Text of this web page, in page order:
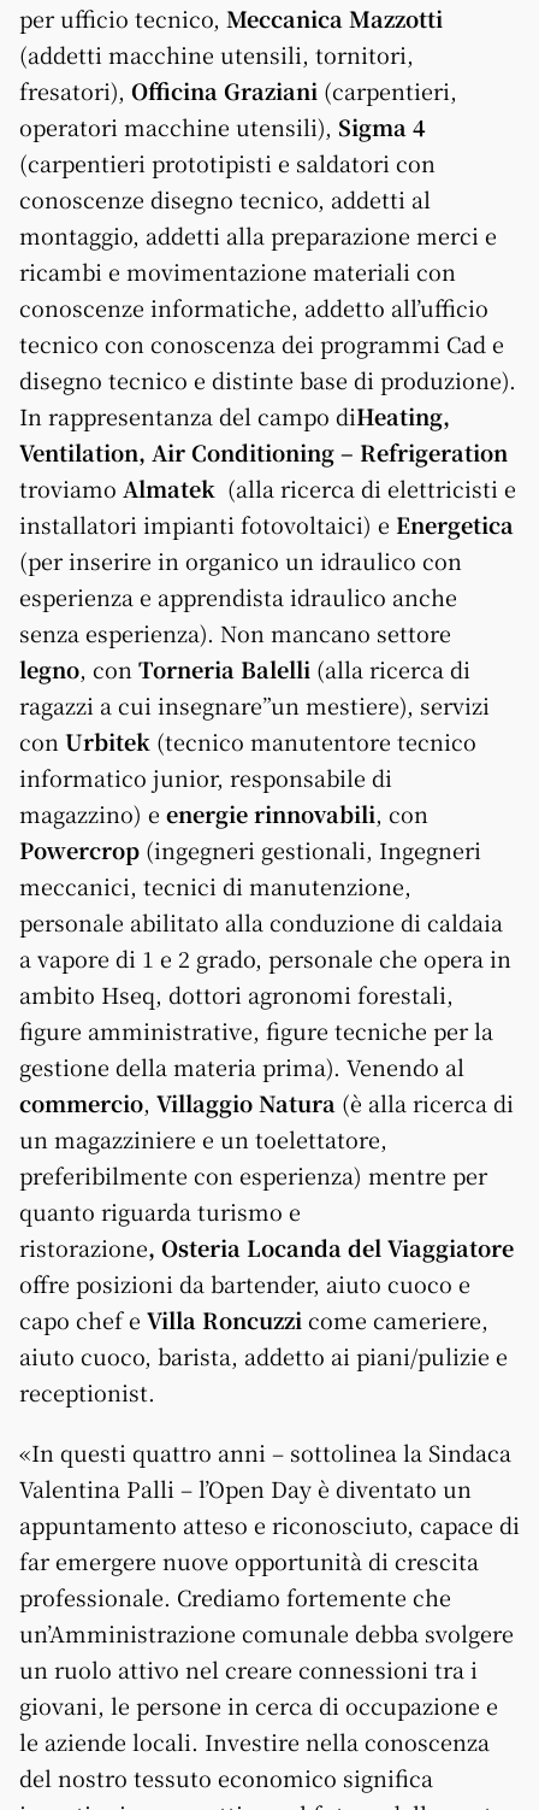
per ufficio tecnico, Meccanica Mazzotti
(addetti macchine utensili, tornitori,
fresatori), Officina Graziani (carpentieri,
operatori macchine utensili), Sigma 4
(carpentieri prototipisti e saldatori con
conoscenze disegno tecnico, addetti al
montaggio, addetti alla preparazione merci e
ricambi e movimentazione materiali con
conoscenze informatiche, addetto all’ufficio
tecnico con conoscenza dei programmi Cad e
disegno tecnico e distinte base di produzione).
In rappresentanza del campo diHeating,
Ventilation, Air Conditioning – Refrigeration
troviamo Almatek (alla ricerca di elettricisti e
installatori impianti fotovoltaici) e Energetica
(per inserire in organico un idraulico con
esperienza e apprendista idraulico anche
senza esperienza). Non mancano settore
legno, con Torneria Balelli (alla ricerca di
ragazzi a cui insegnare”un mestiere), servizi
con Urbitek (tecnico manutentore tecnico
informatico junior, responsabile di
magazzino) e energie rinnovabili, con
Powercrop (ingegneri gestionali, Ingegneri
meccanici, tecnici di manutenzione,
personale abilitato alla conduzione di caldaia
a vapore di 1 e 2 grado, personale che opera in
ambito Hseq, dottori agronomi forestali,
figure amministrative, figure tecniche per la
gestione della materia prima). Venendo al
commercio, Villaggio Natura (è alla ricerca di
un magazziniere e un toelettatore,
preferibilmente con esperienza) mentre per
quanto riguarda turismo e
ristorazione, Osteria Locanda del Viaggiatore
offre posizioni da bartender, aiuto cuoco e
capo chef e Villa Roncuzzi come cameriere,
aiuto cuoco, barista, addetto ai piani/pulizie e
receptionist.
«In questi quattro anni – sottolinea la Sindaca
Valentina Palli – l’Open Day è diventato un
appuntamento atteso e riconosciuto, capace di
far emergere nuove opportunità di crescita
professionale. Crediamo fortemente che
un’Amministrazione comunale debba svolgere
un ruolo attivo nel creare connessioni tra i
giovani, le persone in cerca di occupazione e
le aziende locali. Investire nella conoscenza
del nostro tessuto economico significa